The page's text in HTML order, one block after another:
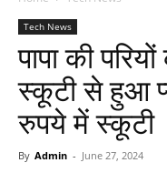
Tech News
पापा की
स्कूटी से हुआ
रुपये में स्कूटी
By Admin - June 27, 2024